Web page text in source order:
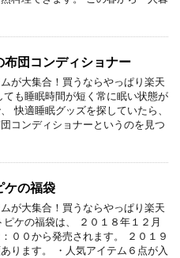
布団コンディショナー
が大集合！買うならやっぱり楽天
ても睡眠時間が短く常に眠い状態が
快適睡眠グッズを探していたら、
コンディショナーというのを見つ
ケの福袋
が大集合！買うならやっぱり楽天
ケの福袋は、 ２０１８年１２月
００から発売されます。 ２０１９
ります。 ・人気アイテム６点が入